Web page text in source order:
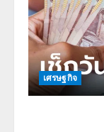
เศรษฐกิจ